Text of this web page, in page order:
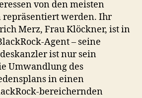
von den meisten
werden. Ihr
Merz, Frau Klöckner, ist in
Agent – seine
ist nur sein
Umwandlung des
in einen
bereichernden